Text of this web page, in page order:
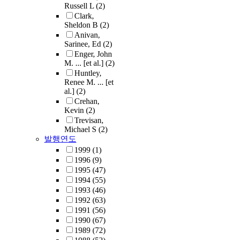
Russell L (2)
Clark,
Sheldon B (2)
Anivan,
Sarinee, Ed (2)
Enger, John
M. ... [et al.] (2)
Huntley,
Renee M. ... [et
al.] (2)
Crehan,
Kevin (2)
Trevisan,
Michael S (2)
발행연도
1999 (1)
1996 (9)
1995 (47)
1994 (55)
1993 (46)
1992 (63)
1991 (56)
1990 (67)
1989 (72)